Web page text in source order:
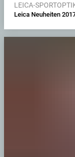
LEICA-
Leica Neuheiten